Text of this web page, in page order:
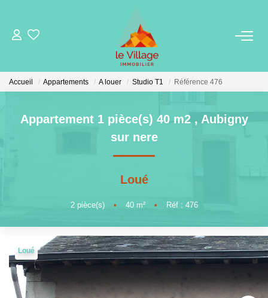
VENTE
GESTION
Accueil Appartements A louer Studio T1 Référence 476
Appartement 1 pièce(s) 40 m2 , Aubigny
sur nere
Loué
2pièce(s) • 40m² • Réf : 476
Loué